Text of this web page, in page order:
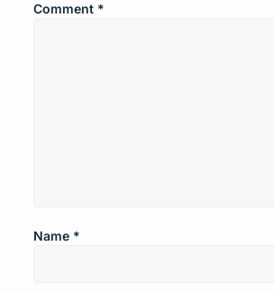
Comment *
Name *